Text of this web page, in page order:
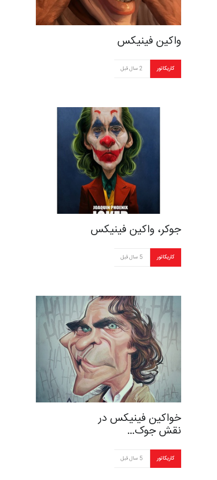
واکین فینیکس
کاریکاتور 2 سال قبل
جوکر، واکین فینیکس
کاریکاتور 5 سال قبل
خواکین فینیکس در
نقش جوک…
کاریکاتور 5 سال قبل